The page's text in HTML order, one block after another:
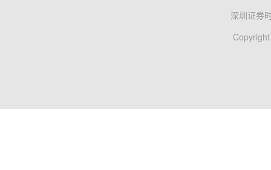
深圳证券